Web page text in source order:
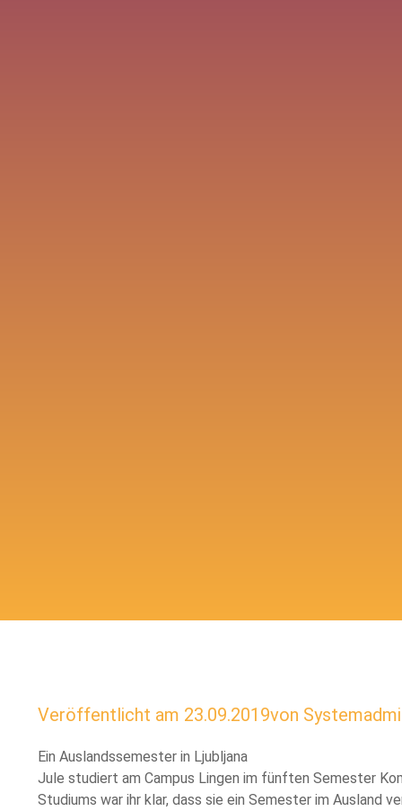
Veröffentlicht am 23.09.2019von
Ein Auslandssemester in Ljubljana
Jule studiert am Campus Lingen im fünften Semester
Studiums war ihr klar, dass sie ein Semester im Ausland